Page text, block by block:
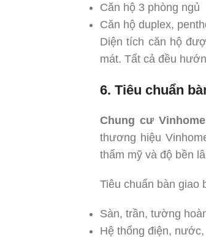
Căn hộ 3 phòng ngủ
Căn hộ duplex,
Diện tích căn hộ
mát. Tất cả đều
6. Tiêu chuẩn
Chung cư
thương hiệu
thẩm mỹ và độ bền
Tiêu chuẩn bàn giao
Sàn, trần, tường
Hệ thống điện,